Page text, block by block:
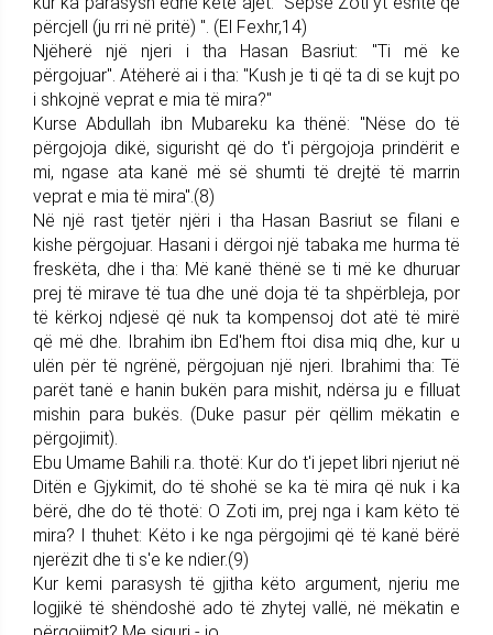
përcjell (ju rri në pritë) ". (El Fexhr,14)
Njëherë një njeri i tha Hasan Basriut: "Ti më ke
përgojuar". Atëherë ai i tha: "Kush je ti që ta di se kujt po
i shkojnë veprat e mia të mira?"
Kurse Abdullah ibn Mubareku ka thënë: "Nëse do të
përgojoja dikë, sigurisht që do t'i përgojoja prindërit e
mi, ngase ata kanë më së shumti të drejtë të marrin
veprat e mia të mira".(8)
Në një rast tjetër njëri i tha Hasan Basriut se filani e
kishe përgojuar. Hasani i dërgoi një tabaka me hurma të
freskëta, dhe i tha: Më kanë thënë se ti më ke dhuruar
prej të mirave të tua dhe unë doja të ta shpërbleja, por
të kërkoj ndjesë që nuk ta kompensoj dot atë të mirë
që më dhe. Ibrahim ibn Ed'hem ftoi disa miq dhe, kur u
ulën për të ngrënë, përgojuan një njeri. Ibrahimi tha: Të
parët tanë e hanin bukën para mishit, ndërsa ju e filluat
mishin para bukës. (Duke pasur për qëllim mëkatin e
përgojimit).
Ebu Umame Bahili r.a. thotë: Kur do t'i jepet libri njeriut në
Ditën e Gjykimit, do të shohë se ka të mira që nuk i ka
bërë, dhe do të thotë: O Zoti im, prej nga i kam këto të
mira? I thuhet: Këto i ke nga përgojimi që të kanë bërë
njerëzit dhe ti s'e ke ndier.(9)
Kur kemi parasysh të gjitha këto argument, njeriu me
logjikë të shëndoshë ado të zhytej vallë, në mëkatin e